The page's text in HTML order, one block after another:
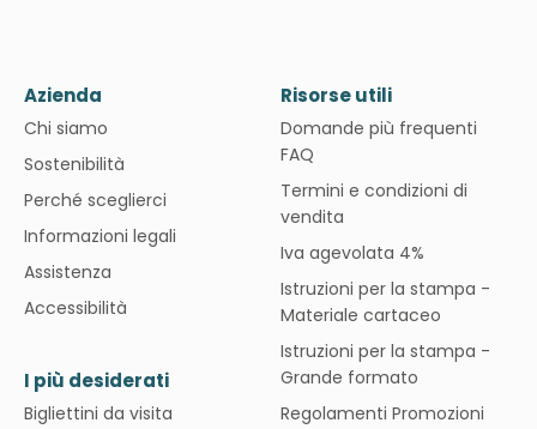
Azienda
Chi siamo
Sostenibilità
Perché sceglierci
Informazioni legali
Assistenza
Accessibilità
Risorse utili
Domande più frequenti
FAQ
Termini e condizioni di
vendita
Iva agevolata 4%
Istruzioni per la stampa -
Materiale cartaceo
Istruzioni per la stampa -
Grande formato
Regolamenti Promozioni
I più desiderati
Bigliettini da visita